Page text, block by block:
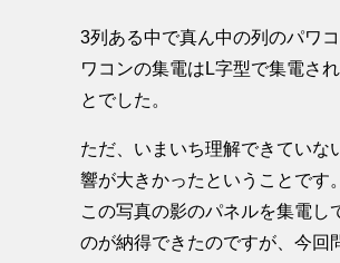
3列ある中で真ん中の列のパワ
ワコンの集電はL字型で集電さ
とでした。
ただ、いまいち理解できていな
響が大きかったということです。
この写真の影のパネルを集電し
のが納得できたのですが、今回